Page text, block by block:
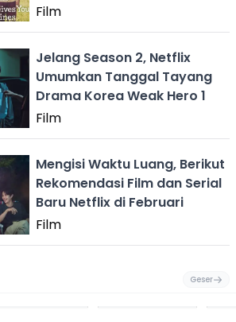
Film
Jelang Season 2, Netflix
Umumkan Tanggal Tayang
Drama Korea Weak Hero 1
Film
Mengisi Waktu Luang, Berikut
Rekomendasi Film dan Serial
Baru Netflix di Februari
Film
Geser